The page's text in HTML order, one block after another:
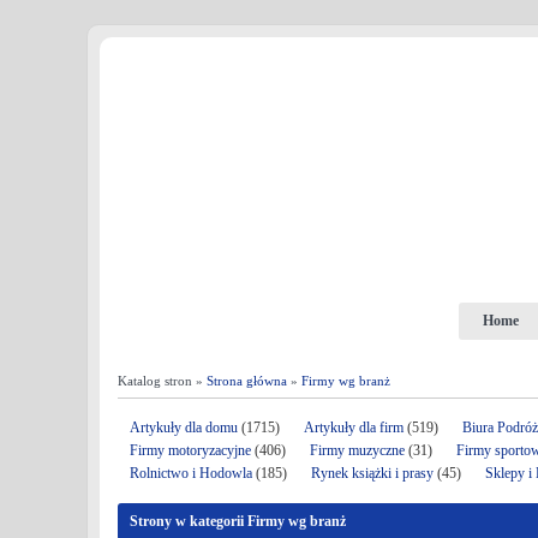
Home
Katalog stron » Strona główna » Firmy wg branż
Artykuły dla domu (1715) Artykuły dla firm (519)
Biura
Firmy motoryzacyjne (406) Firmy muzyczne (31)
Firmy
Rolnictwo i Hodowla (185) Rynek książki i prasy (45) Sklepy i
Strony w kategorii Firmy wg branż